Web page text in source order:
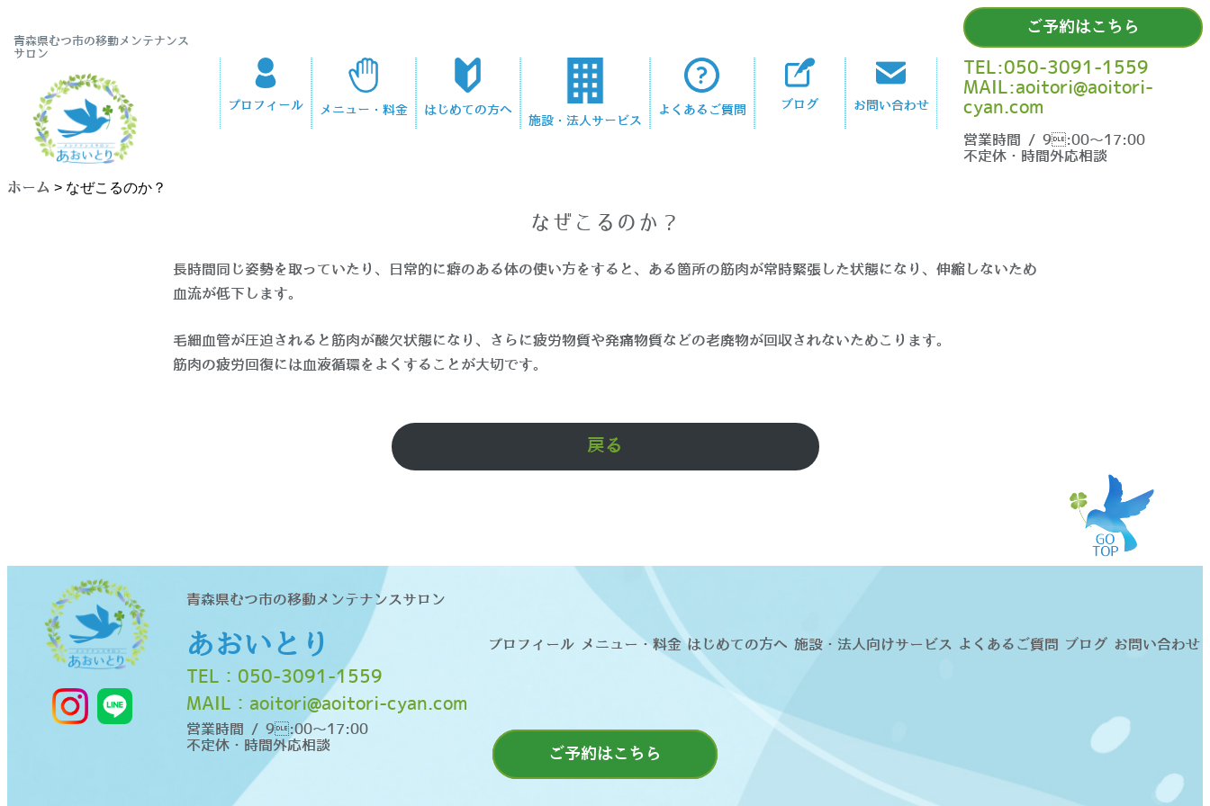
青森県むつ市の移動メンテナンス
サロン
プロフィール メニュー・料金 はじめての方へ
施設・法人サービス
よくあるご質問 ブログ お問い合わせ
ご予約はこちら
TEL:050-3091-1559
MAIL:aoitori@aoitori-
cyan.com
営業時間 / 9:00〜17:00
不定休・時間外応相談
ホーム > なぜこるのか？
なぜこるのか？
長時間同じ姿勢を取っていたり、日常的に癖のある体の使い方をすると、ある箇所の筋肉が常時緊張した状態になり、伸縮しないため
血流が低下します。
毛細血管が圧迫されると筋肉が酸欠状態になり、さらに疲労物質や発痛物質などの老廃物が回収されないためこります。
筋肉の疲労回復には血液循環をよくすることが大切です。
戻る
青森県むつ市の移動メンテナンスサロン
あおいとり
TEL： 050-3091-1559
MAIL： aoitori@aoitori-cyan.com
営業時間 / 9:00〜17:00
不定休・時間外応相談
プロフィール メニュー・料金 はじめての方へ 施設・法人向けサービス よくあるご質問 ブログ お問い合わせ
ご予約はこちら